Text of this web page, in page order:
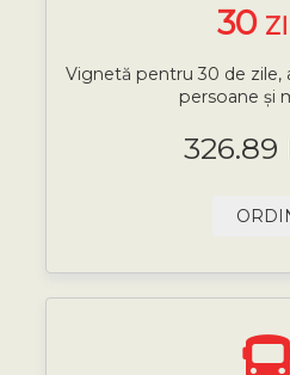
30
Vignetă pentru 30 de zile,
persoane și
326.89